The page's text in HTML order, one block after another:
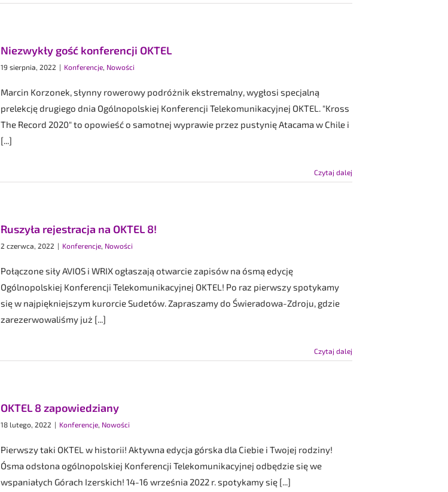
Niezwykły gość konferencji OKTEL
19 sierpnia, 2022 | Konferencje, Nowości
Marcin Korzonek, słynny rowerowy podróżnik ekstremalny, wygłosi specjalną
prelekcję drugiego dnia Ogólnopolskiej Konferencji Telekomunikacyjnej OKTEL. "Kross
The Record 2020" to opowieść o samotnej wyprawie przez pustynię Atacama w Chile i
[...]
Czytaj dalej
Ruszyła rejestracja na OKTEL 8!
2 czerwca, 2022 | Konferencje, Nowości
Połączone siły AVIOS i WRIX ogłaszają otwarcie zapisów na ósmą edycję
Ogólnopolskiej Konferencji Telekomunikacyjnej OKTEL! Po raz pierwszy spotykamy
się w najpiękniejszym kurorcie Sudetów. Zapraszamy do Świeradowa-Zdroju, gdzie
zarezerwowaliśmy już [...]
Czytaj dalej
OKTEL 8 zapowiedziany
18 lutego, 2022 | Konferencje, Nowości
Pierwszy taki OKTEL w historii! Aktywna edycja górska dla Ciebie i Twojej rodziny!
Ósma odsłona ogólnopolskiej Konferencji Telekomunikacyjnej odbędzie się we
wspaniałych Górach Izerskich! 14-16 września 2022 r. spotykamy się [...]